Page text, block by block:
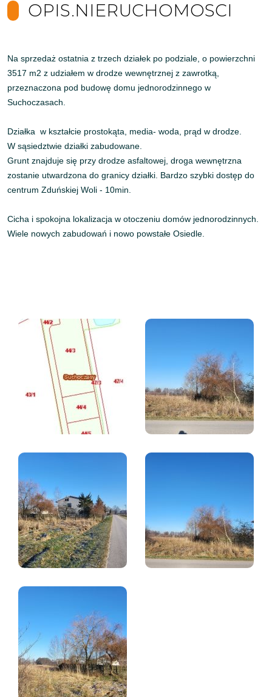
OPIS.NIERUCHOMOSCI
Na sprzedaż ostatnia z trzech działek po podziale, o powierzchni
3517 m2 z udziałem w drodze wewnętrznej z zawrotką,
przeznaczona pod budowę domu jednorodzinnego w
Suchoczasach.
Działka w kształcie prostokąta, media- woda, prąd w drodze.
W sąsiedztwie działki zabudowane.
Grunt znajduje się przy drodze asfaltowej, droga wewnętrzna
zostanie utwardzona do granicy działki. Bardzo szybki dostęp do
centrum Zduńskiej Woli - 10min.
Cicha i spokojna lokalizacja w otoczeniu domów jednorodzinnych.
Wiele nowych zabudowań i nowo powstałe Osiedle.